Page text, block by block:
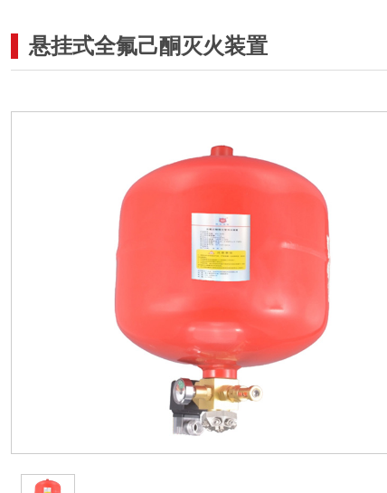
悬挂式全氟己酮灭火装置